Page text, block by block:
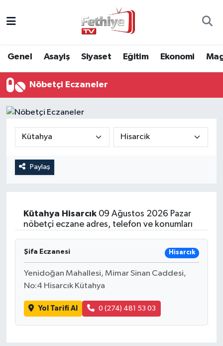
Genel Asayiş Siyaset Eğitim Ekonomi
Nöbetçi Eczaneler
Paylaş
Kütahya Hisarcık09 Ağustos 2026 Pazar
nöbetçi eczane adres, telefon ve konumları
Şifa Eczanesi Hisarcık
Yenidoğan Mahallesi, Mimar Sinan Caddesi,
No:4 Hisarcık Kütahya
Yol Tarifi Al 0 (274) 481 53 03
Asayiş
Eğitim
Ekonomi
Kültür
Spor
Turizm
Muğla Hava Durumu
Muğla Namaz Vakitleri
Muğla Trafik Yoğunluk Haritası
Süper Lig Puan Durumu ve Fikstür
Tüm Manşetler
Haber Arşivi